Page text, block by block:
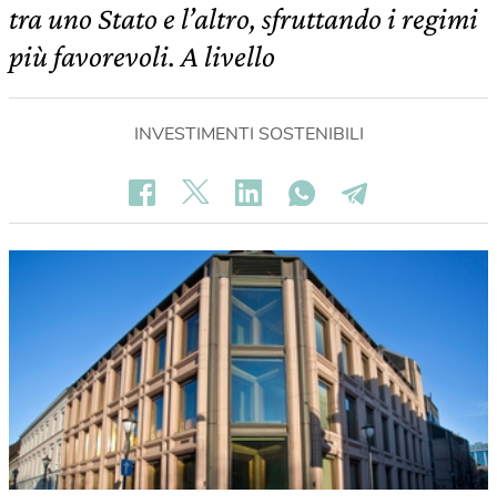
tra uno Stato e l’altro, sfruttando i regimi
più favorevoli. A livello
INVESTIMENTI SOSTENIBILI